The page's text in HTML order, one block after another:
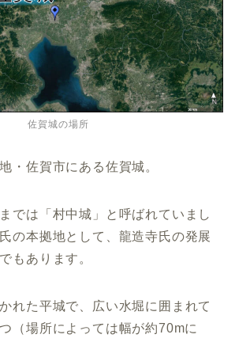
佐賀城の場所
・佐賀市にある佐賀城。
では「村中城」と呼ばれていまし
の本拠地として、龍造寺氏の発展
もあります。
れた平城で、広い水堀に囲まれて
（場所によっては幅が約70mに